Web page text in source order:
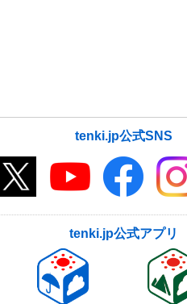
tenki.jp公式SNS
tenki.jp公式アプリ